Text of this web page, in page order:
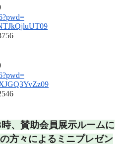
pwd=
09
pwd=
09
、 賛助会員展示ルームに
方々によるミニプレゼン